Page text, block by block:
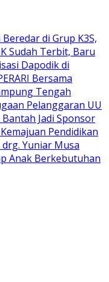
di Grup K3S,
Sudah Terbit, Baru
Dapodik di
Bersama
Tengah
Pelanggaran UU
Jadi Sponsor
Pendidikan
Yuniar Musa
Anak Berkebutuhan